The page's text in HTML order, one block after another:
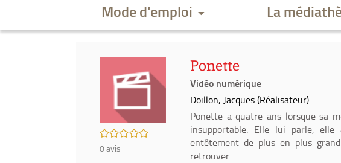
Mode d'emploi La
/5
0avis
Ponette
Vidéo numérique
Doillon, Jacques (Réalisateur)
Ponette a quatre ans lorsque sa
insupportable. Elle lui parle,
entêtement de plus en plus
retrouver.